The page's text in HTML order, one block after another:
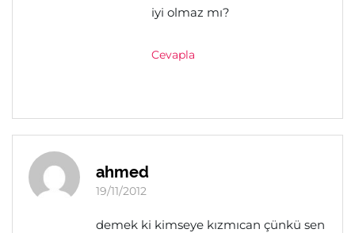
iyi olmaz mı?
Cevapla
ahmed
19/11/2012
demek ki kimseye kızmıcan çünkü sen